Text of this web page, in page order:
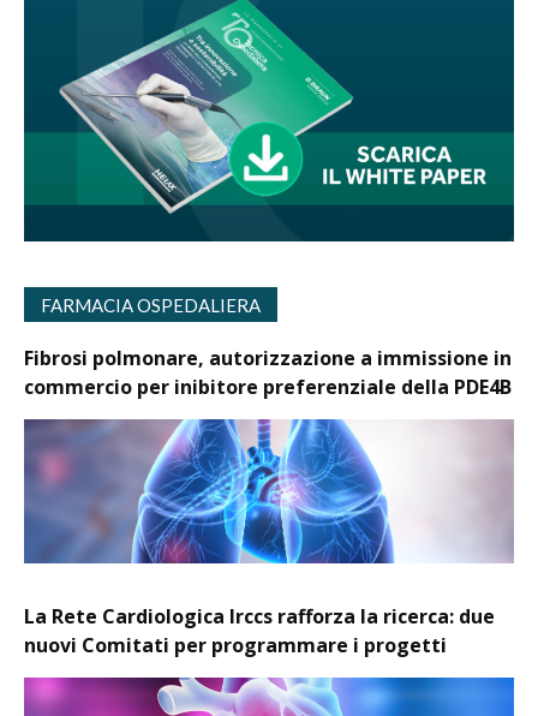
FARMACIA OSPEDALIERA
Fibrosi polmonare, autorizzazione a immissione in
commercio per inibitore preferenziale della PDE4B
La Rete Cardiologica Irccs rafforza la ricerca: due
nuovi Comitati per programmare i progetti